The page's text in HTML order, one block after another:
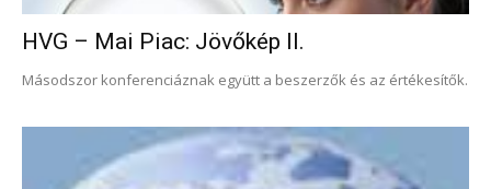
HVG – Mai Piac: Jövőkép II.
Másodszor konferenciáznak együtt a beszerzők és az értékesítők.